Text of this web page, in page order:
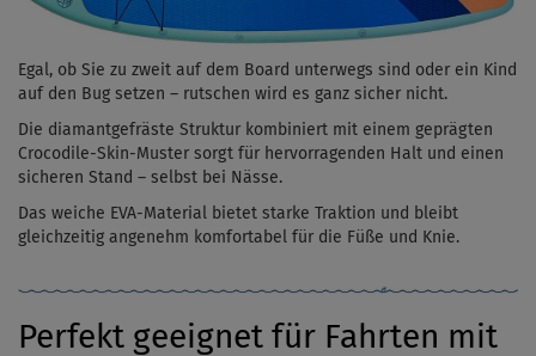
Egal, ob Sie zu zweit auf dem Board unterwegs sind oder ein Kind
auf den Bug setzen – rutschen wird es ganz sicher nicht.
Die diamantgefräste Struktur kombiniert mit einem geprägten
Crocodile-Skin-Muster sorgt für hervorragenden Halt und einen
sicheren Stand – selbst bei Nässe.
Das weiche EVA-Material bietet starke Traktion und bleibt
gleichzeitig angenehm komfortabel für die Füße und Knie.
Perfekt geeignet für Fahrten mit